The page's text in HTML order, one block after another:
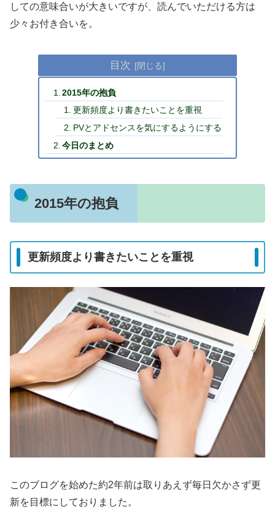
しての意味合いが大きいですが、読んでいただける方は
少々お付き合いを。
目次
2015年の抱負
更新頻度より書きたいことを重視
PVとアドセンスを気にするようにする
今日のまとめ
2015年の抱負
更新頻度より書きたいことを重視
このブログを始めた約2年前は取りあえず毎日欠かさず更
新を目標にしておりました。